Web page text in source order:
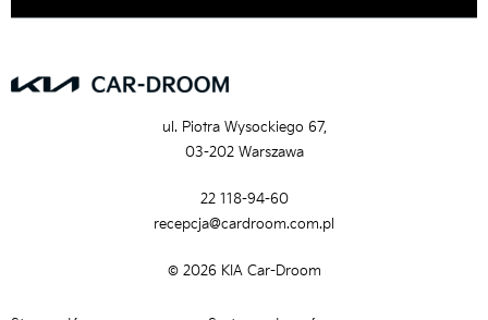
ul. Piotra Wysockiego 67,
03-202 Warszawa
22 118-94-60
recepcja@cardroom.com.pl
© 2026 KIA Car-Droom